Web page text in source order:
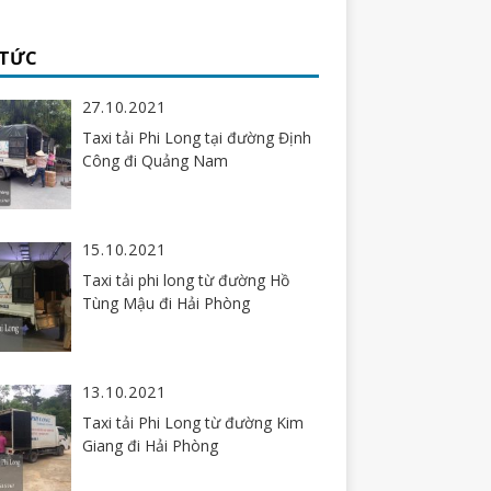
27.10.2021
Taxi tải Phi Long tại đường Định
Công đi Quảng Nam
15.10.2021
Taxi tải phi long từ đường Hồ
Tùng Mậu đi Hải Phòng
13.10.2021
Taxi tải Phi Long từ đường Kim
Giang đi Hải Phòng